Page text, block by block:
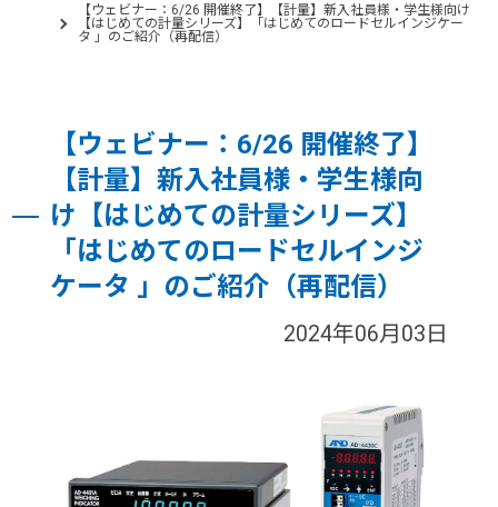
【ウェビナー：6/26 開催終了】【計量】新入社員様・学生様向け
【はじめての計量シリーズ】「はじめてのロードセルインジケー
タ 」のご紹介（再配信）
【ウェビナー：6/26 開催終了】
【計量】新入社員様・学生様向
け【はじめての計量シリーズ】
「はじめてのロードセルインジ
ケータ 」のご紹介（再配信）
2024年06月03日